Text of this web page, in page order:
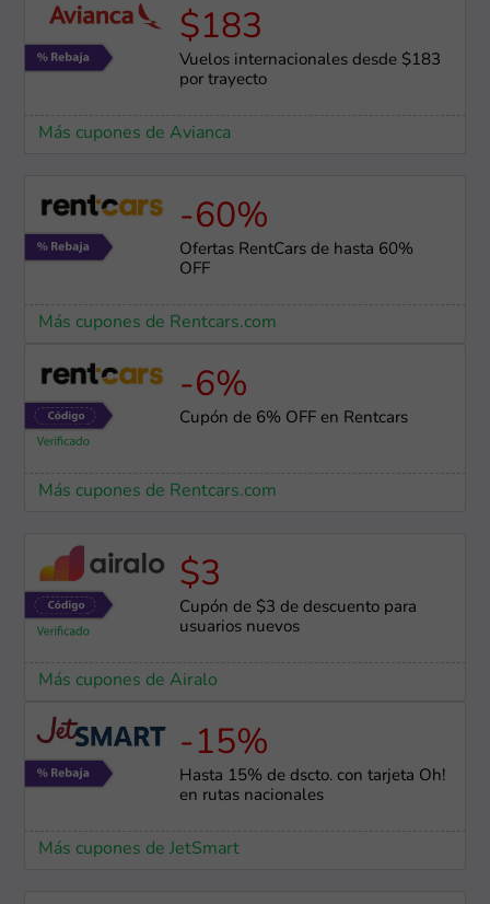
$183
Vuelos internacionales desde $183
por trayecto
Más cupones de Avianca
-60%
Ofertas RentCars de hasta 60%
OFF
Más cupones de Rentcars.com
-6%
Cupón de 6% OFF en Rentcars
Más cupones de Rentcars.com
$3
Cupón de $3 de descuento para
usuarios nuevos
Más cupones de Airalo
-15%
Hasta 15% de dscto. con tarjeta Oh!
en rutas nacionales
Más cupones de JetSmart